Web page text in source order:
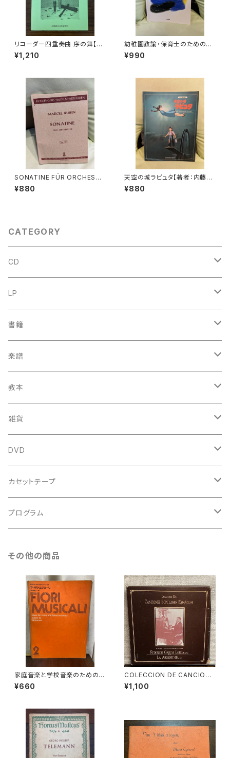
リコーダー四重奏曲 序の舞【著
者：高橋一雄】出版社：高橋教育
音楽研究所 平成18年
¥1,210
幼稚園教諭・保育士のためのピ
アノ入門【編著：東京福祉保育専
門学校】出版社：ドレミ楽譜出版
¥990
SONATINE FÜR ORCHESTE
R【著者：MARCEL RUBIN】出
版社：VERLAG DOBLINGER 1
¥880
天空の城ラピュタ【著者：内藤百
五花】出版社：東京音楽書院 19
92年
¥880
CATEGORY
CD
古楽
中古CD
鍋島元子関連CD
古楽以外
中古CD
LP
古楽
中古LP
鍋島元子関連LP
古楽以外
中古LP
書籍
古楽関係
中古本
新古本
古楽以外
中古本
中古本
楽譜
古楽関係
スコア
鍵盤用
古楽以外
スコア
教本
古楽関係
古楽以外
雑貨
トートバッグ
バロック
ルネサンス
DVD
古楽
古楽以外
カセットテープ
古楽
プログラム
古楽以外
その他の商品
家庭音楽と学校音楽のための小
合奏 フィオリ・ムジカーリ2【著
者：野村満男】出版社：全音楽譜
¥660
COLECCION DE CANCIONE
S POPULARES ESPAÑOLAS
【演奏者：FEDERICO GARCIA
¥1,100